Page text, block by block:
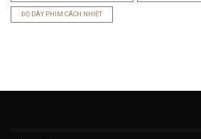
ĐỘ DÀY PHIM CÁCH NHIỆT